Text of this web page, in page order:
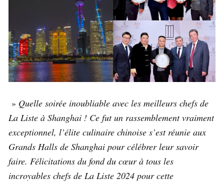
» Quelle soirée inoubliable avec les meilleurs chefs de
La Liste à Shanghai ! Ce fut un rassemblement vraiment
exceptionnel, l’élite culinaire chinoise s’est réunie aux
Grands Halls de Shanghai pour célébrer leur savoir
faire. Félicitations du fond du cœur à tous les
incroyables chefs de La Liste 2024 pour cette